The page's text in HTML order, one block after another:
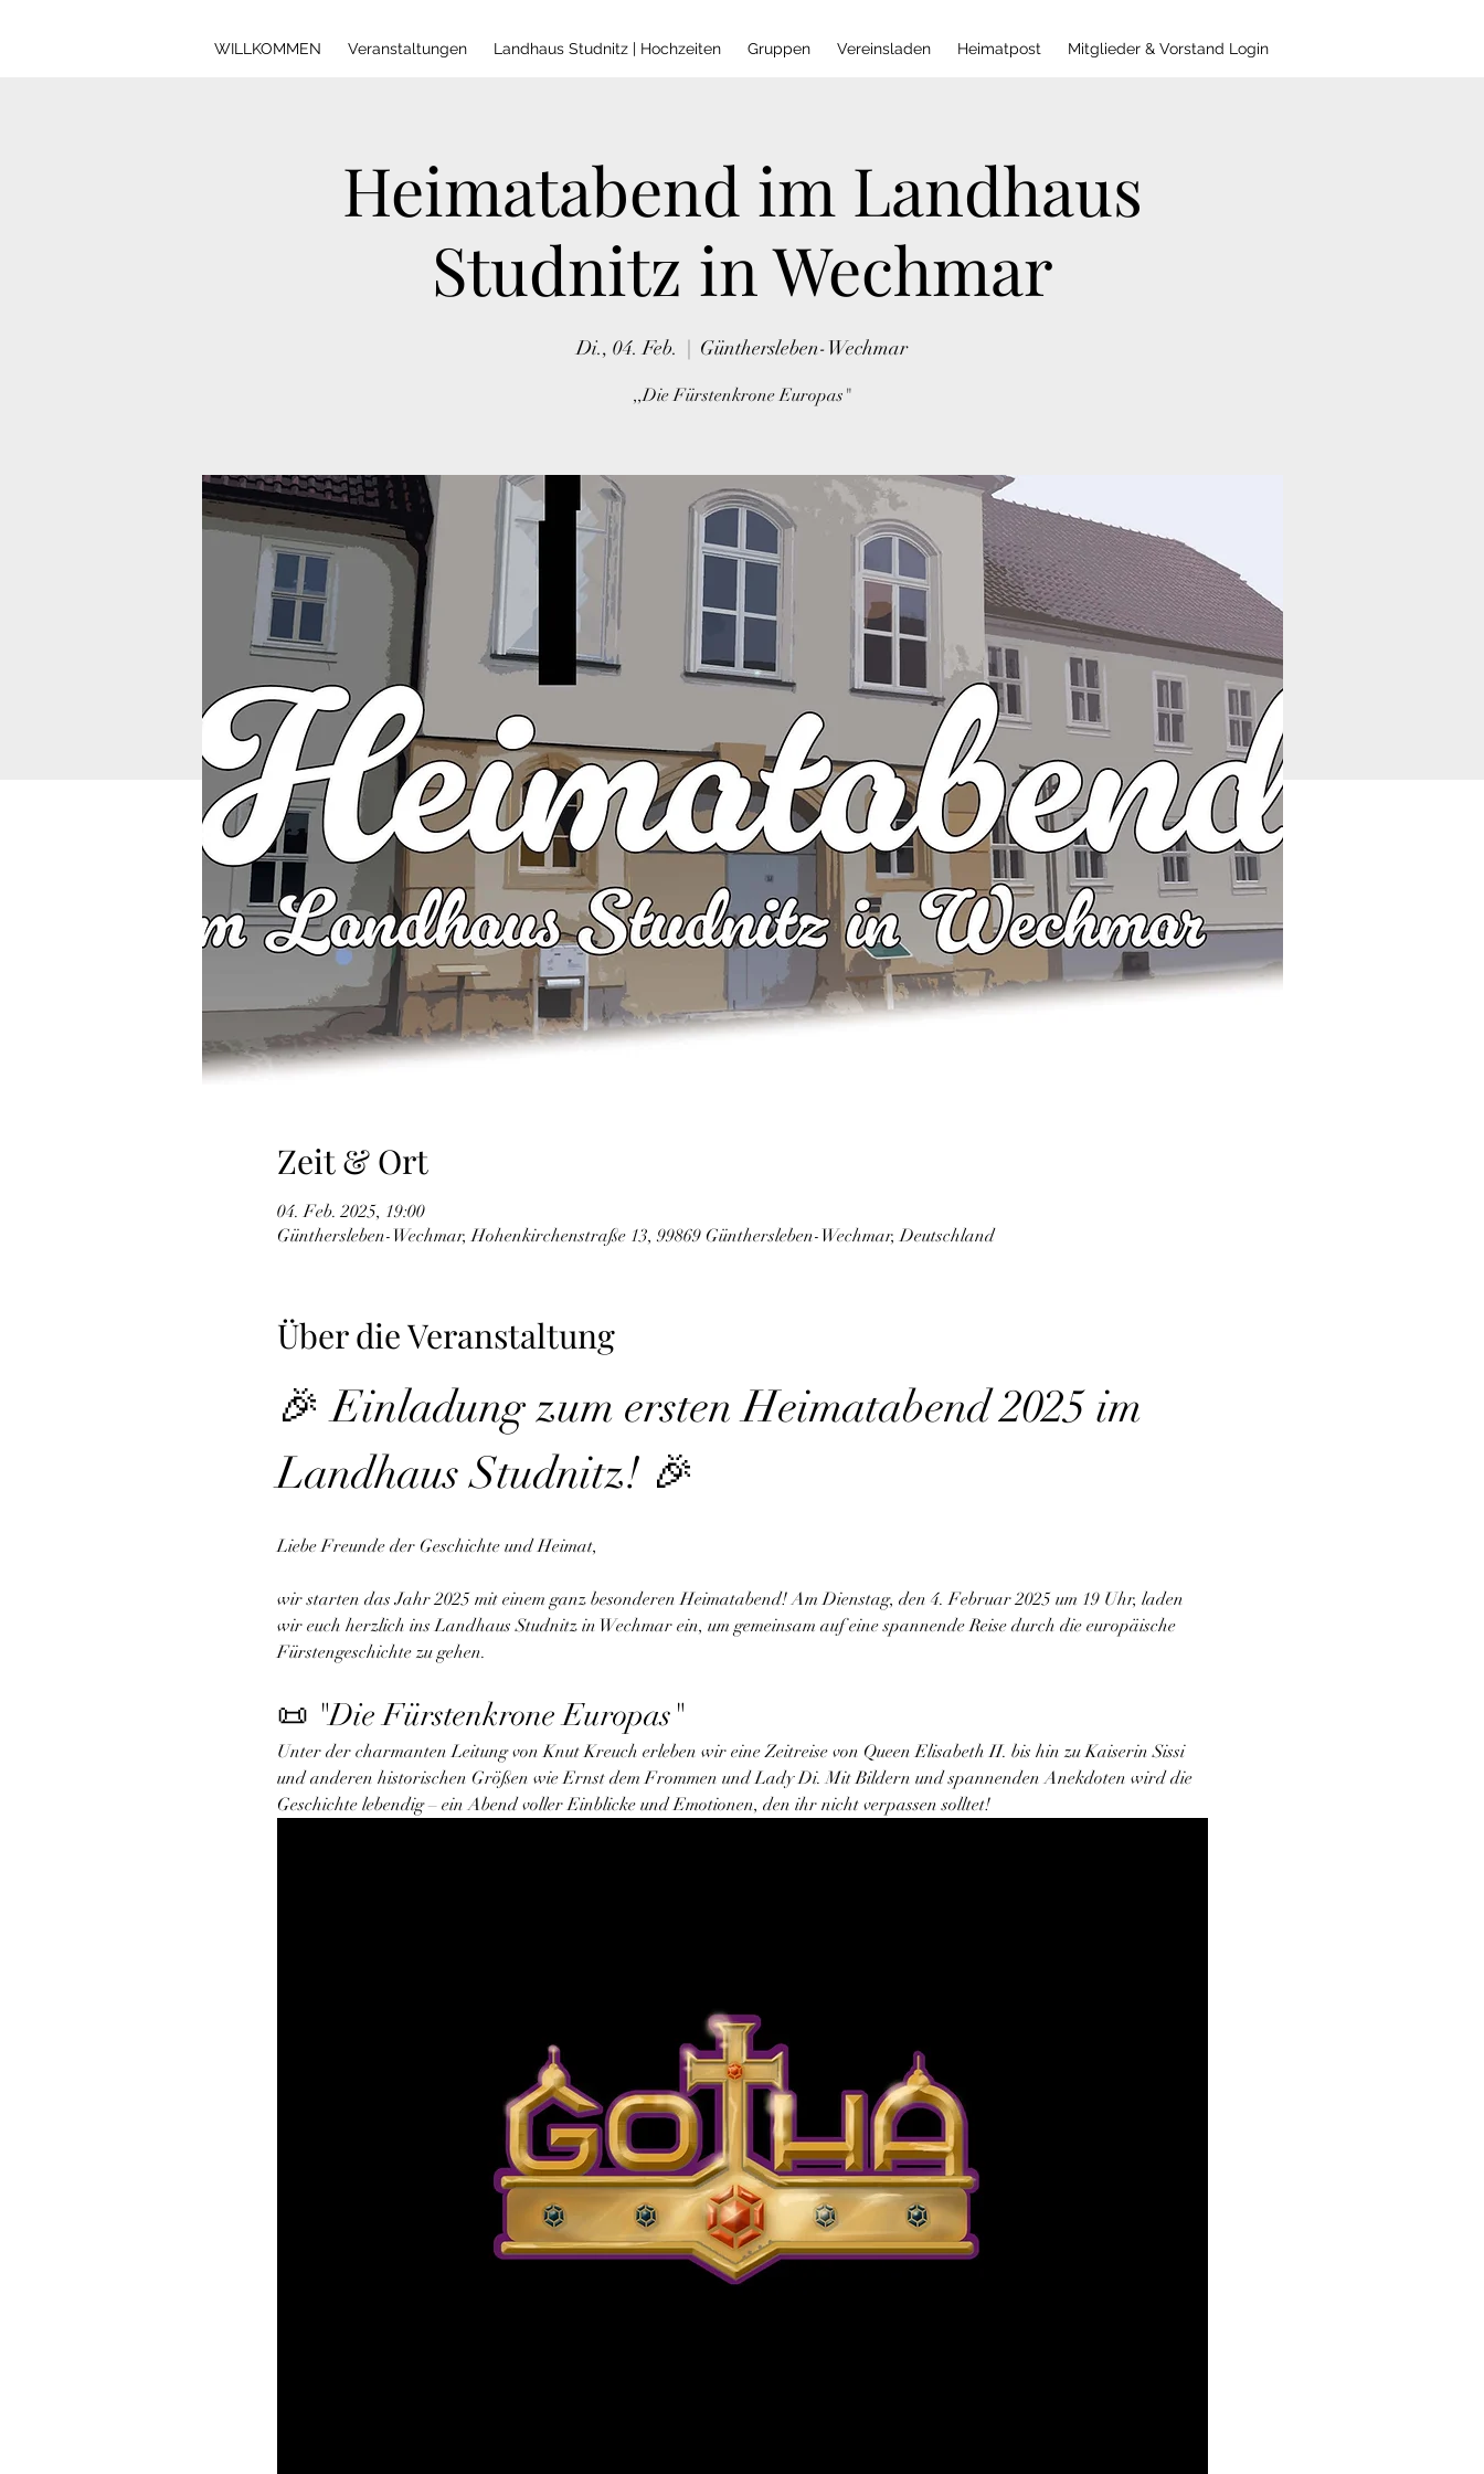
WILLKOMMEN Veranstaltungen Landhaus Studnitz | Hochzeiten Gruppen Vereinsladen Heimatpost Mitglieder & Vorstand Login
Heimatabend im Landhaus
Studnitz in Wechmar
Di., 04. Feb. Günthersleben-Wechmar
,,Die Fürstenkrone Europas"
Zeit & Ort
04. Feb. 2025, 19:00
Günthersleben-Wechmar, Hohenkirchenstraße 13, 99869 Günthersleben-Wechmar, Deutschland
Über die Veranstaltung
🎉 Einladung zum ersten Heimatabend 2025 im
Landhaus Studnitz! 🎉
Liebe Freunde der Geschichte und Heimat,
wir starten das Jahr 2025 mit einem ganz besonderen Heimatabend! Am Dienstag, den 4. Februar 2025 um 19 Uhr, laden
wir euch herzlich ins Landhaus Studnitz in Wechmar ein, um gemeinsam auf eine spannende Reise durch die europäische
Fürstengeschichte zu gehen.
📜 "Die Fürstenkrone Europas"
Unter der charmanten Leitung von Knut Kreuch erleben wir eine Zeitreise von Queen Elisabeth II. bis hin zu Kaiserin Sissi
und anderen historischen Größen wie Ernst dem Frommen und Lady Di. Mit Bildern und spannenden Anekdoten wird die
Geschichte lebendig – ein Abend voller Einblicke und Emotionen, den ihr nicht verpassen solltet!